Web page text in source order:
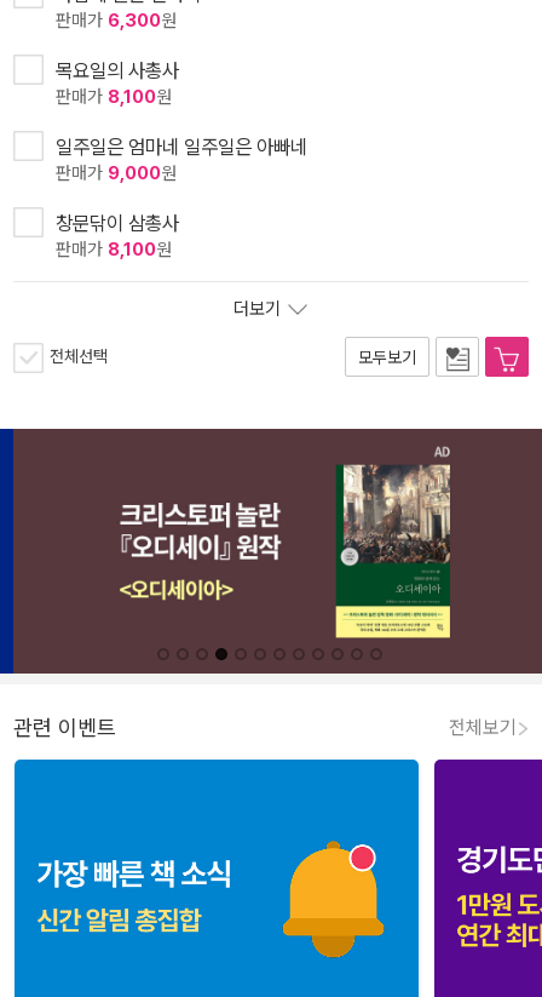
판매가 6,300원
목요일의 사총사
판매가 8,100원
일주일은 엄마네 일주일은 아빠네
판매가 9,000원
창문닦이 삼총사
판매가 8,100원
더보기
전체선택 모두보기
관련 이벤트 전체보기